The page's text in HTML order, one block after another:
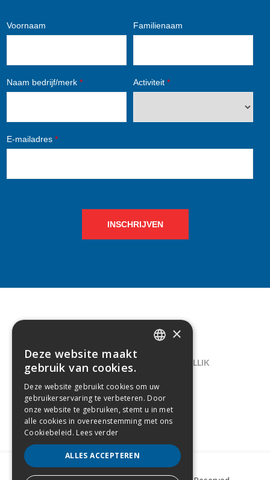
Voornaam Familienaam
Naam bedrijf/merk * Activiteit *
E-mailadres *
INSCHRIJVEN
CONTACT
LELIEGAARDE 22, B-1731 ZELLIK
02/238.10.11
INFO@CREAMODA.BE
BE0407.694.265
×
Deze website maakt
gebruik van cookies.
Deze website gebruikt cookies om uw
gebruikerservaring te verbeteren. Door
onze website te gebruiken, stemt u in met
alle cookies in overeenstemming met ons
Cookiebeleid. Lees verder
ALLES ACCEPTEREN